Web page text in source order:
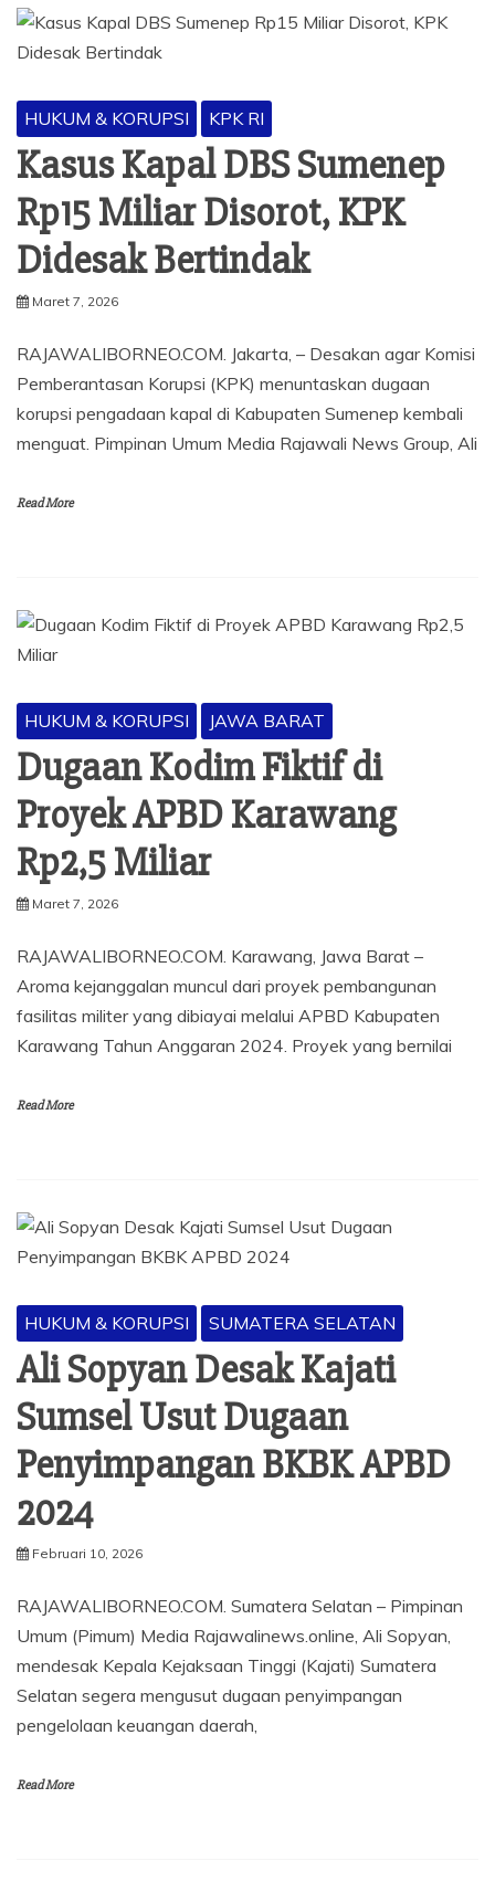
HUKUM & KORUPSI KPK RI
Kasus Kapal DBS Sumenep
Rp15 Miliar Disorot, KPK
Didesak Bertindak
Maret 7, 2026
RAJAWALIBORNEO.COM. Jakarta, – Desakan agar Komisi
Pemberantasan Korupsi (KPK) menuntaskan dugaan
korupsi pengadaan kapal di Kabupaten Sumenep kembali
menguat. Pimpinan Umum Media Rajawali News Group, Ali
Read More
HUKUM & KORUPSI JAWA BARAT
Dugaan Kodim Fiktif di
Proyek APBD Karawang
Rp2,5 Miliar
Maret 7, 2026
RAJAWALIBORNEO.COM. Karawang, Jawa Barat –
Aroma kejanggalan muncul dari proyek pembangunan
fasilitas militer yang dibiayai melalui APBD Kabupaten
Karawang Tahun Anggaran 2024. Proyek yang bernilai
Read More
HUKUM & KORUPSI SUMATERA SELATAN
Ali Sopyan Desak Kajati
Sumsel Usut Dugaan
Penyimpangan BKBK APBD
2024
Februari 10, 2026
RAJAWALIBORNEO.COM. Sumatera Selatan – Pimpinan
Umum (Pimum) Media Rajawalinews.online, Ali Sopyan,
mendesak Kepala Kejaksaan Tinggi (Kajati) Sumatera
Selatan segera mengusut dugaan penyimpangan
pengelolaan keuangan daerah,
Read More